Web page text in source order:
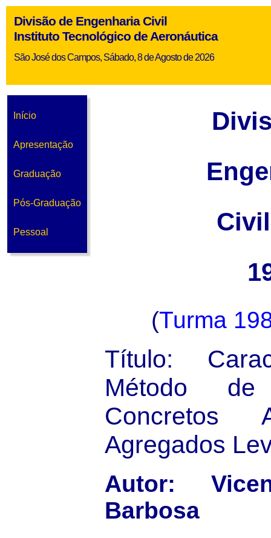
Divisão de Engenharia Civil
Instituto Tecnológico de Aeronáutica
São José dos Campos, Sábado, 8 de Agosto de 2026
Início
Apresentação
Graduação
Pós-Graduação
Pessoal
(Turma
Título:
Método
Concretos
Agregados
Autor:
Barbosa